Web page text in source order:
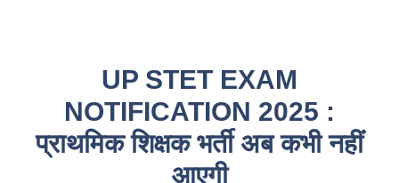
UP STET EXAM
NOTIFICATION 2025 :
प्राथमिक शिक्षक भर्ती अब कभी नहीं
आएगी